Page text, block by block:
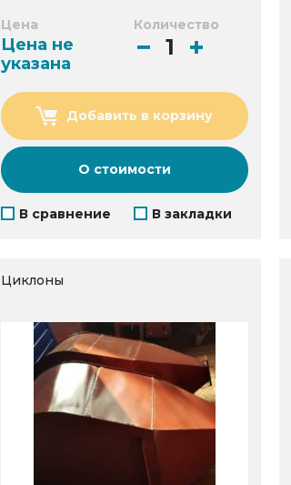
Цена
Цена не
указана
Количество
Добавить в корзину
О стоимости
В сравнение В закладки
Циклоны